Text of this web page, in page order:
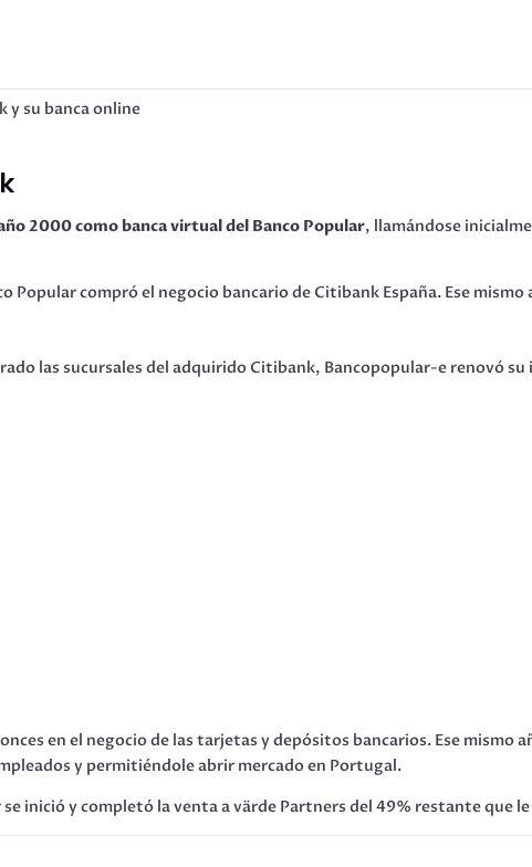
y su banca online
2000 como banca virtual del Banco Popular, llamándose
Popular compró el negocio bancario de Citibank España. Ese
las sucursales del adquirido Citibank, Bancopopular-e renovó
en el negocio de las tarjetas y depósitos bancarios. Ese
y permitiéndole abrir mercado en Portugal.
se inició y completó la venta a värde Partners del 49% restante